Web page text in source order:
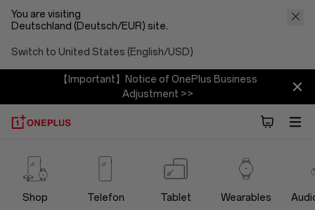
You are visiting
Deutschland (Deutsch/EUR) site.
Switch to United States (English/USD)
【Important】Notice of OnePlus Business
Adjustment >>
OnePlus
Cases
Shop Telefon Tablet Wearables